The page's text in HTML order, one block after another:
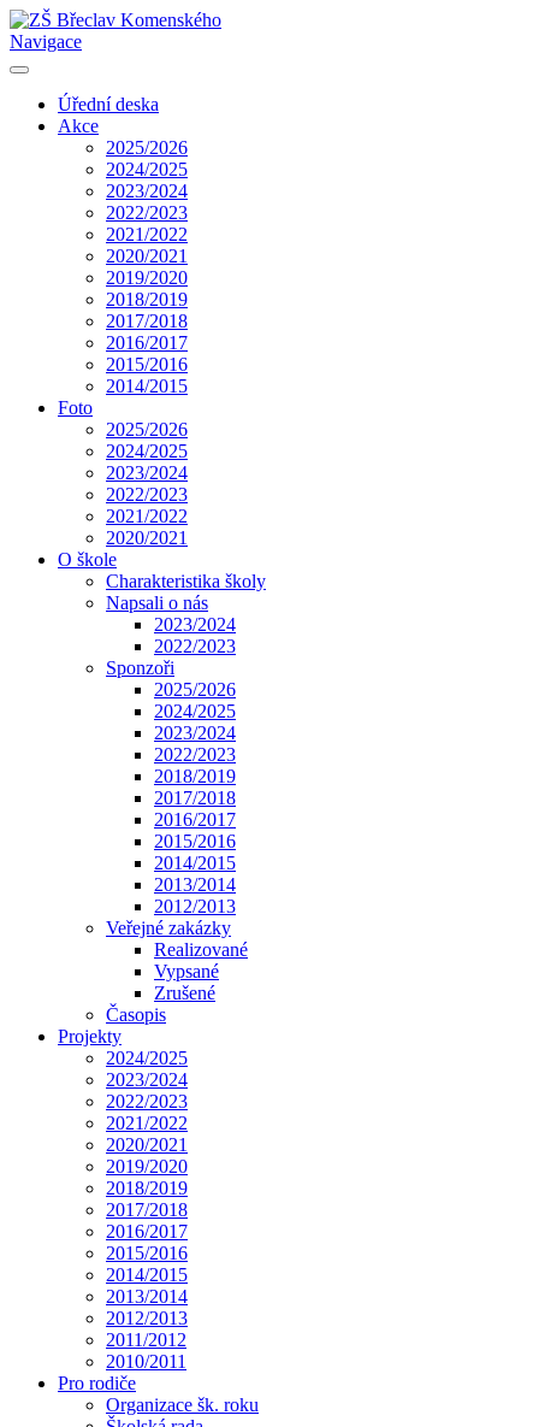
Navigace
Úřední deska
Akce
2025/2026
2024/2025
2023/2024
2022/2023
2021/2022
2020/2021
2019/2020
2018/2019
2017/2018
2016/2017
2015/2016
2014/2015
Foto
2025/2026
2024/2025
2023/2024
2022/2023
2021/2022
2020/2021
O škole
Charakteristika školy
Napsali o nás
2023/2024
2022/2023
Sponzoři
2025/2026
2024/2025
2023/2024
2022/2023
2018/2019
2017/2018
2016/2017
2015/2016
2014/2015
2013/2014
2012/2013
Veřejné zakázky
Realizované
Vypsané
Zrušené
Časopis
Projekty
2024/2025
2023/2024
2022/2023
2021/2022
2020/2021
2019/2020
2018/2019
2017/2018
2016/2017
2015/2016
2014/2015
2013/2014
2012/2013
2011/2012
2010/2011
Pro rodiče
Organizace šk. roku